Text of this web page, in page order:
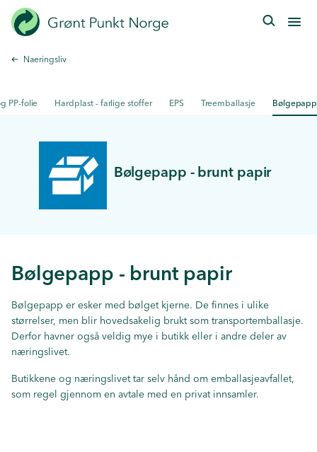
Hopp
til
Naeringsliv
PP-folie Hardplast - farlige stoffer EPS Treemballasje Bølgepapp
Bølgepapp - brunt papir
Bølgepapp - brunt papir
Bølgepapp er esker med bølget kjerne. De finnes i ulike
størrelser, men blir hovedsakelig brukt som transportemballasje.
Derfor havner også veldig mye i butikk eller i andre deler av
næringslivet.
Butikkene og næringslivet tar selv hånd om emballasjeavfallet,
som regel gjennom en avtale med en privat innsamler.